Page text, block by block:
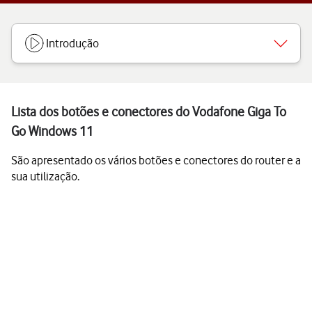
Introdução
Lista dos botões e conectores do Vodafone Giga To
Go Windows 11
São apresentado os vários botões e conectores do router e a
sua utilização.